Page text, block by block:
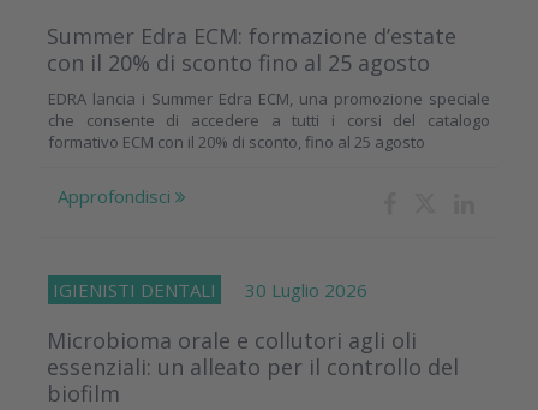
Summer Edra ECM: formazione d’estate
con il 20% di sconto fino al 25 agosto
EDRA lancia i Summer Edra ECM, una promozione speciale
che consente di accedere a tutti i corsi del catalogo
formativo ECM con il 20% di sconto, fino al 25 agosto
Approfondisci
IGIENISTI DENTALI 30 Luglio 2026
Microbioma orale e collutori agli oli
essenziali: un alleato per il controllo del
biofilm